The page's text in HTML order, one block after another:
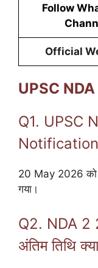
Follow
Official
UPSC
Q1. UPSC
Notification
20 May 2026 को
गया।
Q2. NDA 2
अंतिम तिथि